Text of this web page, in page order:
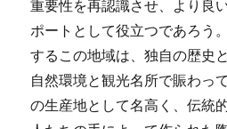
重要性を再認識させ、より良
ポートとして役立つであろう
するこの地域は、独自の歴史
自然環境と観光名所で賑わっ
の生産地として名高く、伝統